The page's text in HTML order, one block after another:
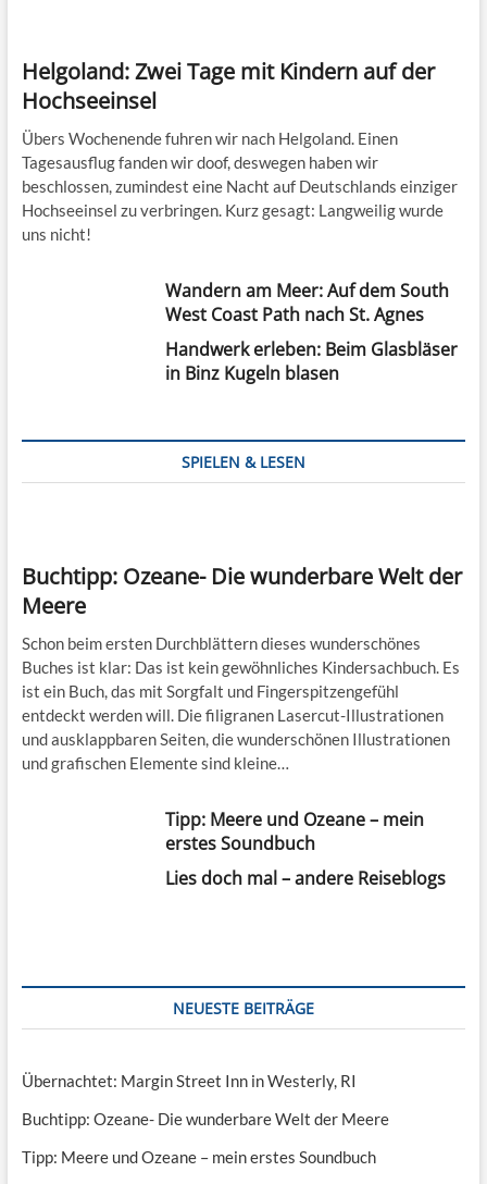
Helgoland: Zwei Tage mit Kindern auf der
Hochseeinsel
Übers Wochenende fuhren wir nach Helgoland. Einen
Tagesausflug fanden wir doof, deswegen haben wir
beschlossen, zumindest eine Nacht auf Deutschlands einziger
Hochseeinsel zu verbringen. Kurz gesagt: Langweilig wurde
uns nicht!
Wandern am Meer: Auf dem South
West Coast Path nach St. Agnes
Handwerk erleben: Beim Glasbläser
in Binz Kugeln blasen
SPIELEN & LESEN
Buchtipp: Ozeane- Die wunderbare Welt der
Meere
Schon beim ersten Durchblättern dieses wunderschönes
Buches ist klar: Das ist kein gewöhnliches Kindersachbuch. Es
ist ein Buch, das mit Sorgfalt und Fingerspitzengefühl
entdeckt werden will. Die filigranen Lasercut-Illustrationen
und ausklappbaren Seiten, die wunderschönen Illustrationen
und grafischen Elemente sind kleine…
Tipp: Meere und Ozeane – mein
erstes Soundbuch
Lies doch mal – andere Reiseblogs
NEUESTE BEITRÄGE
Übernachtet: Margin Street Inn in Westerly, RI
Buchtipp: Ozeane- Die wunderbare Welt der Meere
Tipp: Meere und Ozeane – mein erstes Soundbuch